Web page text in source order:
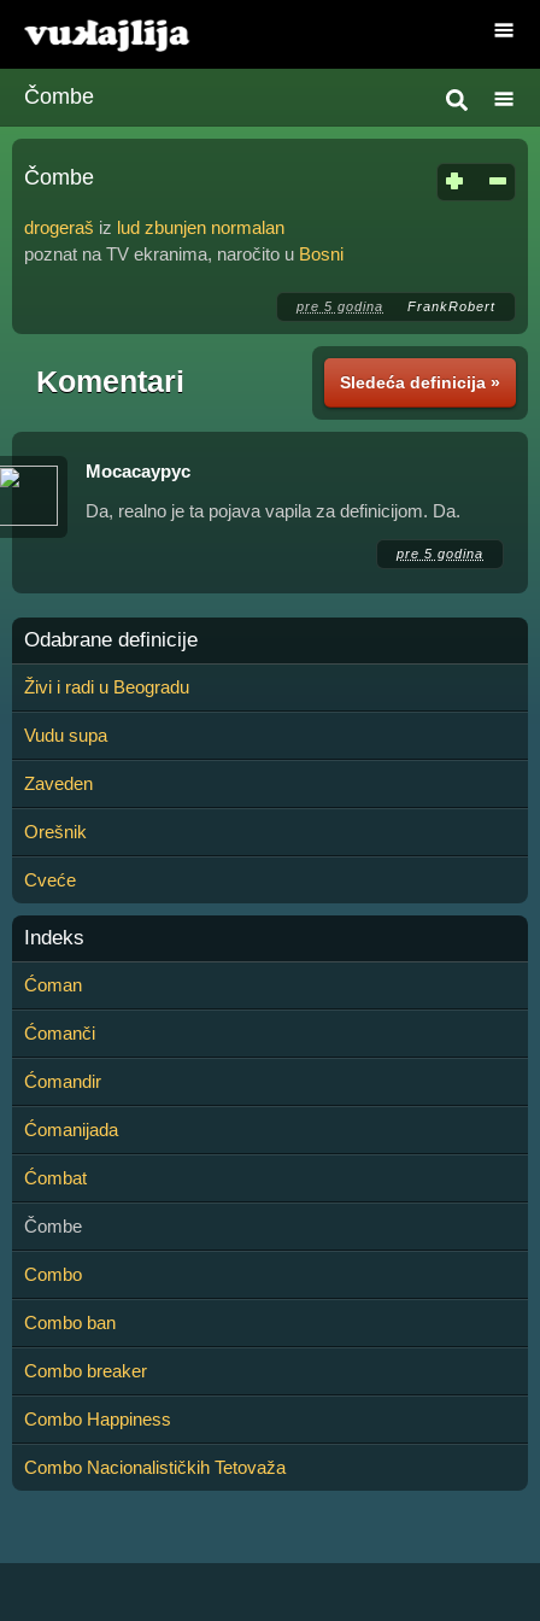
Čombe
Čombe
drogeraš iz lud zbunjen normalan
poznat na TV ekranima, naročito u Bosni
pre 5 godina FrankRobert
Sledeća definicija »
Komentari
Мосасаурус
Da, realno je ta pojava vapila za definicijom. Da.
pre 5 godina
Odabrane definicije
Živi i radi u Beogradu
Vudu supa
Zaveden
Orešnik
Cveće
Indeks
Ćoman
Ćomanči
Ćomandir
Ćomanijada
Ćombat
Čombe
Combo
Combo ban
Combo breaker
Combo Happiness
Combo Nacionalističkih Tetovaža